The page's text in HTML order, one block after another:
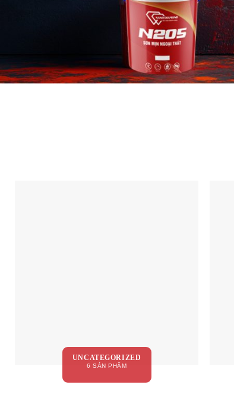
UNCATEGORIZED
6 SẢN PHẨM